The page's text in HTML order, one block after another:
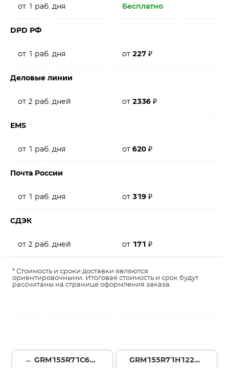
от 1 раб. дня Бесплатно
DPD РФ
от 1 раб. дня от 227 ₽
Деловые линии
от 2 раб. дней от 2336 ₽
EMS
от 1 раб. дня от 620 ₽
Почта России
от 1 раб. дня от 319 ₽
СДЭК
от 2 раб. дней от 171 ₽
* Стоимость и сроки доставки являются
ориентировочными. Итоговая стоимость и срок будут
рассчитаны на странице оформления заказа.
← GRM155R71C683KA88D GRM155R71H122KA01D →